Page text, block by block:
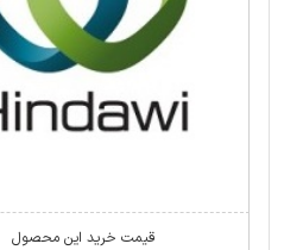
قیمت خرید این محصول